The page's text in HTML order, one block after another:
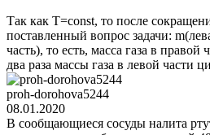
Так как T=const, то после
поставленный вопрос задачи:
часть), то есть, масса газа в
два раза массы газа в левой части
proh-dorohova5244
08.01.2020
В сообщающиеся сосуды налита